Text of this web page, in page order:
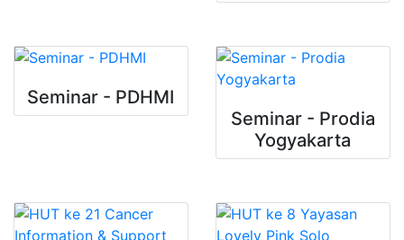
Seminar - PDHMI
Seminar - Prodia
Yogyakarta